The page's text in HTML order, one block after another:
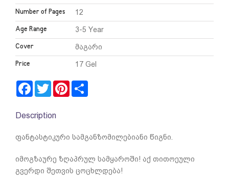
Number of Pages 12
Age Range 3-5 Year
Cover მაგარი
Price 17 Gel
Facebook
TwitterPinterest
Description
ფანტასტიკური სამგანზომილებიანი წიგნი.
იმოგზაურე ზღაპრულ სამყაროში! აქ თითოეული
გვერდი შეთვის ცოცხლდება!